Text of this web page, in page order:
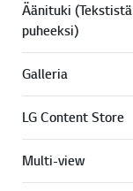
Äänituki (Tekstistä
puheeksi)
Galleria
LG Content Store
Multi-view